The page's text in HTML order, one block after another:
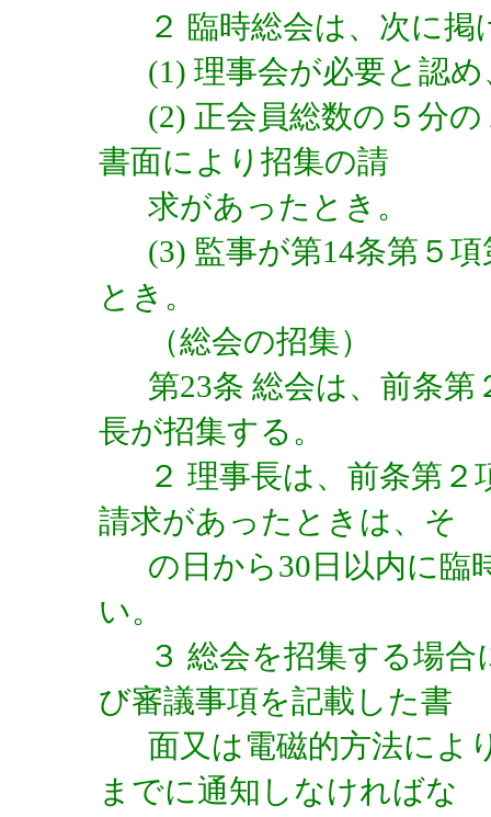
２ 臨時総会は、次に
(1) 理事会が必要と認
(2) 正会員総数の５分
書面により招集の請
求があったとき。
(3) 監事が第14条第５
とき。
（総会の招集）
第23条 総会は、前条
長が招集する。
２ 理事長は、前条第
請求があったときは、そ
の日から30日以内に臨
い。
３ 総会を招集する場
び審議事項を記載した書
面又は電磁的方法によ
までに通知しなければな